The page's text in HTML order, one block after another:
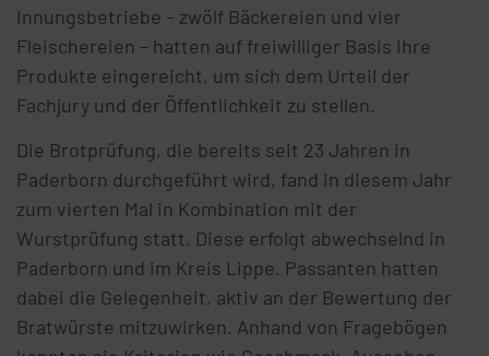
Innungsbetriebe – zwölf Bäckereien und vier
Fleischereien – hatten auf freiwilliger Basis ihre
Produkte eingereicht, um sich dem Urteil der
Fachjury und der Öffentlichkeit zu stellen.
Die Brotprüfung, die bereits seit 23 Jahren in
Paderborn durchgeführt wird, fand in diesem Jahr
zum vierten Mal in Kombination mit der
Wurstprüfung statt. Diese erfolgt abwechselnd in
Paderborn und im Kreis Lippe. Passanten hatten
dabei die Gelegenheit, aktiv an der Bewertung der
Bratwürste mitzuwirken. Anhand von Fragebögen